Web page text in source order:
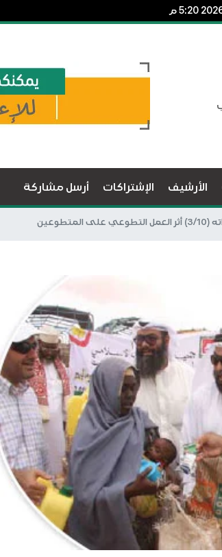
الأرشيف الإشتراكات أرسل مشاركة